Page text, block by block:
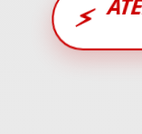
⚡